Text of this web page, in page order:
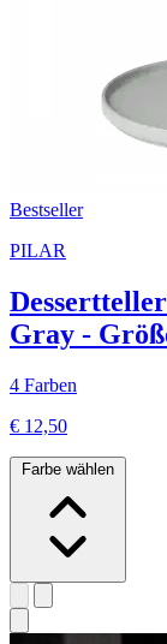
Bestseller
PILAR
Gray -
4 Farben
€ 12,50
Farbe wählen